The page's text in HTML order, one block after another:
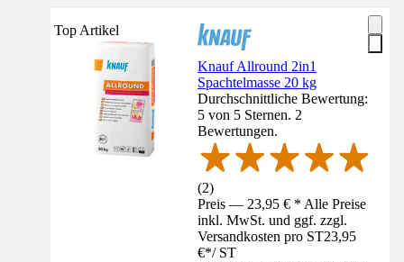
Top Artikel
Knauf Allround 2in1
Spachtelmasse 20 kg
Durchschnittliche Bewertung:
5 von 5 Sternen. 2
Bewertungen.
(2)
Preis — 23,95 € * Alle Preise
inkl. MwSt. und ggf. zzgl.
Versandkosten pro ST23,95
€*/ ST